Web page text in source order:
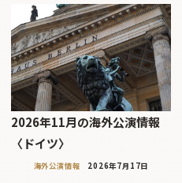
2026年11月の海外公演情報
〈ドイツ〉
海外公演情報 2026年7月17日